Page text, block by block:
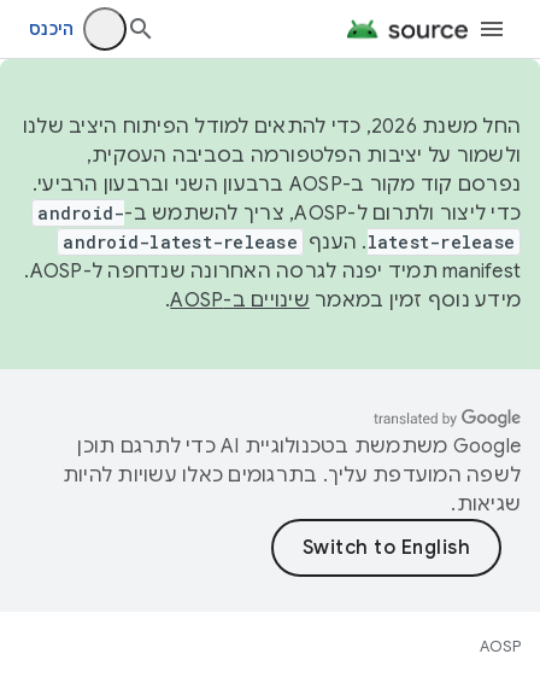
היכנס
החל משנת 2026, כדי להתאים למודל הפיתוח היציב שלנו
ולשמור על יציבות הפלטפורמה בסביבה העסקית,
נפרסם קוד מקור ב-AOSP ברבעון השני וברבעון הרביעי.
כדי ליצור ולתרום ל-AOSP, צריך להשתמש ב-
android-
latest-release. הענף android-latest-release
manifest תמיד יפנה לגרסה האחרונה שנדחפה ל-AOSP.
מידע נוסף זמין במאמר שינויים ב-AOSP .
‫Google משתמשת בטכנולוגיית AI כדי לתרגם תוכן
לשפה המועדפת עליך. בתרגומים כאלו עשויות להיות
שגיאות.
AOSP